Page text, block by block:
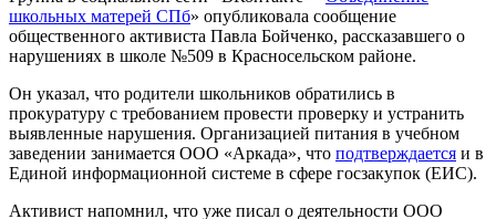
школьных матерей СПб» опубликовала сообщение
общественного активиста Павла Бойченко, рассказавшего о
нарушениях в школе №509 в Красносельском районе.
Он указал, что родители школьников обратились в
прокуратуру с требованием провести проверку и устранить
выявленные нарушения. Организацией питания в учебном
заведении занимается ООО «Аркада», что подтверждается и в
Единой информационной системе в сфере госзакупок (ЕИС).
Активист напомнил, что уже писал о деятельности ООО